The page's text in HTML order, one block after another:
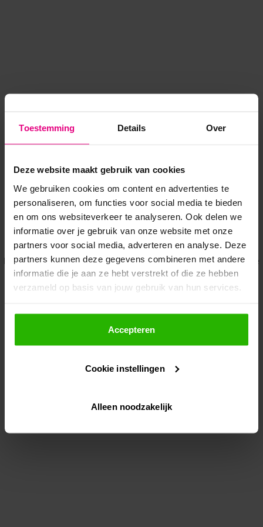
Toestemming Details Over
Deze website maakt gebruik van cookies
We gebruiken cookies om content en advertenties te
personaliseren, om functies voor social media te bieden
en om ons websiteverkeer te analyseren. Ook delen we
informatie over je gebruik van onze website met onze
partners voor social media, adverteren en analyse. Deze
partners kunnen deze gegevens combineren met andere
informatie die je aan ze hebt verstrekt of die ze hebben
verzameld op basis van jouw gebruik van hun services.
Als je op "Accepteer" klikt, dan geef je Voordeeluitjes.nl
toestemming om cookies voor social media en
gepersonaliseerde advertenties te plaatsen.
Lees hier meer over in onsprivacybeleid
Via "Cookie instellingen" kun je ook zelf instellen welke
Accepteren
Cookie instellingen
Alleen noodzakelijk
Application error: a client-side exception has occurred while
loadingwww.voordeeluitjes.nl (see the browser console for more
information).